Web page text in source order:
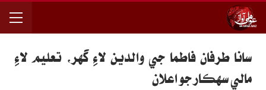
سانا طرفان فاطما جي والدين لاءِ گھر، تعليم لاءِ
مالي سھڪار جو اعلان